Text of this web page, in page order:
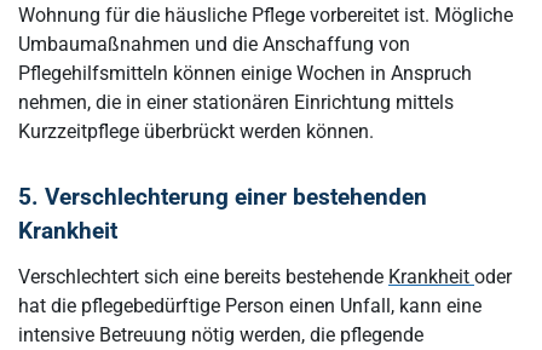
Wohnung für die häusliche Pflege vorbereitet ist. Mögliche
Umbaumaßnahmen und die Anschaffung von
Pflegehilfsmitteln können einige Wochen in Anspruch
nehmen, die in einer stationären Einrichtung mittels
Kurzzeitpflege überbrückt werden können.
5. Verschlechterung einer bestehenden
Krankheit
Verschlechtert sich eine bereits bestehende Krankheit oder
hat die pflegebedürftige Person einen Unfall, kann eine
intensive Betreuung nötig werden, die pflegende